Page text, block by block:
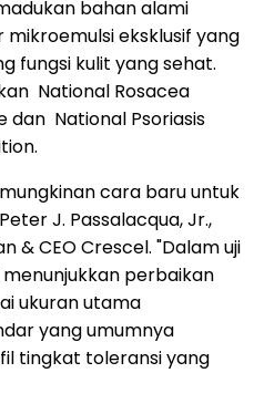
bahan alami
eksklusif yang
fungsi kulit yang sehat.
National Rosacea
dan National Psoriasis
cara baru untuk
J. Passalacqua, Jr.,
& CEO Crescel. "Dalam uji
perbaikan
ukuran utama
yang umumnya
tingkat toleransi yang